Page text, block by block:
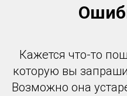
Кажется что-то
которую вы
Возможно она